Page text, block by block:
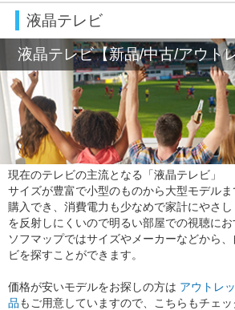
液晶テレビ
液晶テレビ【新品/中古/アウト
現在のテレビの主流となる「液晶テレビ」
サイズが豊富で小型のものから大型モデル
購入でき、消費電力も少なめで家計にやさ
を反射しにくいので明るい部屋での視聴にお
ソフマップではサイズやメーカーなどから
ビを探すことができます。
価格が安いモデルをお探しの方は アウトレ
品 もご用意していますので、こちらもチェッ